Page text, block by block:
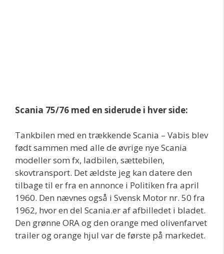
Scania 75/76 med en siderude i hver side:
Tankbilen med en trækkende Scania – Vabis blev
født sammen med alle de øvrige nye Scania
modeller som fx, ladbilen, sættebilen,
skovtransport. Det ældste jeg kan datere den
tilbage til er fra en annonce i Politiken fra april
1960. Den nævnes også i Svensk Motor nr. 50 fra
1962, hvor en del Scania.er af afbilledet i bladet.
Den grønne ORA og den orange med olivenfarvet
trailer og orange hjul var de første på markedet.